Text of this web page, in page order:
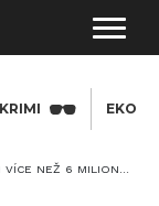
KRIMI
SPORTOVNÍHO AREÁLU SLOŽIŠTĚ